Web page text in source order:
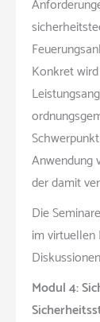
Konkret
Anwendung
der damit
Die
im virtuellen
Modul 4: